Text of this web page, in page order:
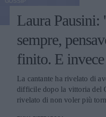
Laura Pausini:
sempre,
finito. E
La cantante ha rivelato di
difficile dopo la vittoria del
rivelato di non voler più